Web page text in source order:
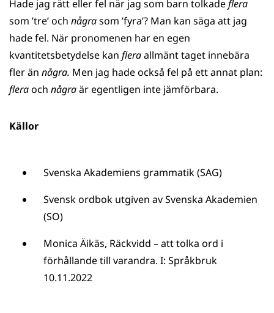
Hade jag rätt eller fel när jag som barn tolkadeflera
som ’tre’ och någrasom ’fyra’? Man kan säga att jag
hade fel. När pronomenen har en egen
kvantitetsbetydelse kan fleraallmänt taget innebära
fler än några. Men jag hade också fel på ett annat plan:
fleraoch någraär egentligen inte jämförbara.
Källor
Svenska Akademiens grammatik (SAG)
Svensk ordbok utgiven av Svenska Akademien
(SO)
Monica Äikäs, Räckvidd – att tolka ord i
förhållande till varandra. I: Språkbruk
10.11.2022